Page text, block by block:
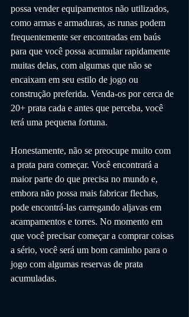
possa vender equipamentos não utilizados,
como armas e armaduras, as runas podem
frequentemente ser encontradas em baús
para que você possa acumular rapidamente
muitas delas, com algumas que não se
encaixam em seu estilo de jogo ou
construção preferida. Venda-os por cerca de
20+ prata cada e antes que perceba, você
terá uma pequena fortuna.
Honestamente, não se preocupe muito com
a prata para começar. Você encontrará a
maior parte do que precisa no mundo e,
embora não possa mais fabricar flechas,
pode encontrá-las carregando aljavas em
acampamentos e torres. No momento em
que você precisar começar a comprar coisas
a sério, você será um bom caminho para o
jogo com algumas reservas de prata
acumuladas.